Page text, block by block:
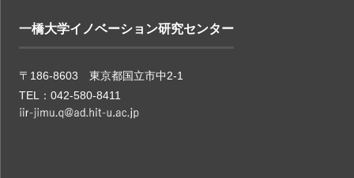
一橋大学イノベーション研究センター
〒186-8603 東京都国立市中2-1
TEL：042-580-8411